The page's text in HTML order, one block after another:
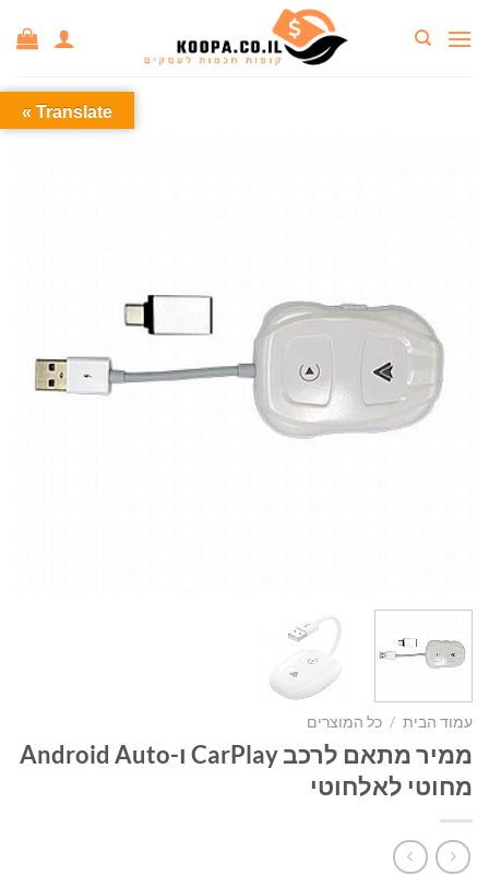
עמוד הבית / כל המוצרים
ממיר מתאם לרכב CarPlay ו-Android Auto
מחוטי לאלחוטי
Translate »